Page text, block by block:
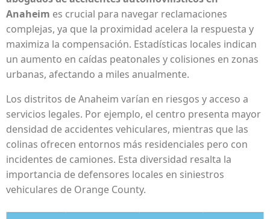
Anaheim es crucial para navegar reclamaciones
complejas, ya que la proximidad acelera la respuesta y
maximiza la compensación. Estadísticas locales indican
un aumento en caídas peatonales y colisiones en zonas
urbanas, afectando a miles anualmente.
Los distritos de Anaheim varían en riesgos y acceso a
servicios legales. Por ejemplo, el centro presenta mayor
densidad de accidentes vehiculares, mientras que las
colinas ofrecen entornos más residenciales pero con
incidentes de camiones. Esta diversidad resalta la
importancia de defensores locales en siniestros
vehiculares de Orange County.